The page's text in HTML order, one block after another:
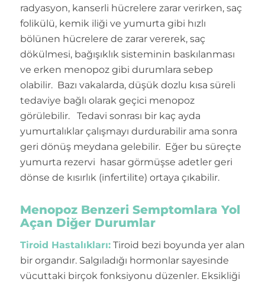
radyasyon, kanserli hücrelere zarar verirken, saç
folikülü, kemik iliği ve yumurta gibi hızlı
bölünen hücrelere de zarar vererek, saç
dökülmesi, bağışıklık sisteminin baskılanması
ve erken menopoz gibi durumlara sebep
olabilir. Bazı vakalarda, düşük dozlu kısa süreli
tedaviye bağlı olarak geçici menopoz
görülebilir. Tedavi sonrası bir kaç ayda
yumurtalıklar çalışmayı durdurabilir ama sonra
geri dönüş meydana gelebilir. Eğer bu süreçte
yumurta rezervi hasar görmüşse adetler geri
dönse de kısırlık (infertilite) ortaya çıkabilir.
Menopoz Benzeri Semptomlara Yol
Açan Diğer Durumlar
Tiroid Hastalıkları:Tiroid bezi boyunda yer alan
bir organdır. Salgıladığı hormonlar sayesinde
vücuttaki birçok fonksiyonu düzenler. Eksikliği